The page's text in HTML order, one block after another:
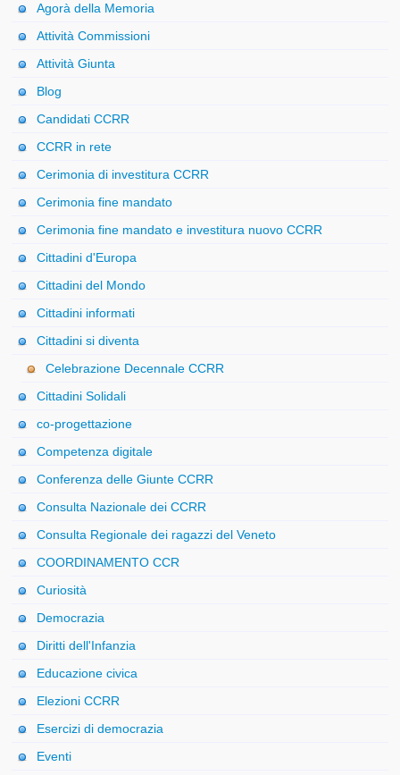
Agorà della Memoria
Attività Commissioni
Attività Giunta
Blog
Candidati CCRR
CCRR in rete
Cerimonia di investitura CCRR
Cerimonia fine mandato
Cerimonia fine mandato e investitura nuovo CCRR
Cittadini d'Europa
Cittadini del Mondo
Cittadini informati
Cittadini si diventa
Celebrazione Decennale CCRR
Cittadini Solidali
co-progettazione
Competenza digitale
Conferenza delle Giunte CCRR
Consulta Nazionale dei CCRR
Consulta Regionale dei ragazzi del Veneto
COORDINAMENTO CCR
Curiosità
Democrazia
Diritti dell'Infanzia
Educazione civica
Elezioni CCRR
Esercizi di democrazia
Eventi